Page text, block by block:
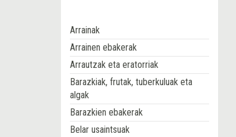
Arrainak
Arrainen ebakerak
Arrautzak eta eratorriak
Barazkiak, frutak, tuberkuluak eta
algak
Barazkien ebakerak
Belar usaintsuak